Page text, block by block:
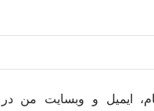
و وبسایت من در مرورگر